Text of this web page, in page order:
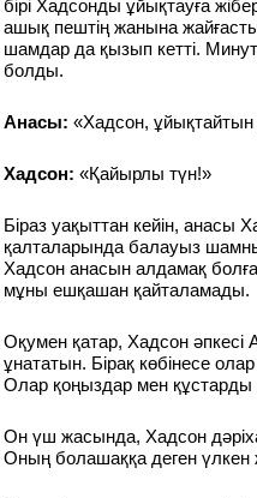
бірі Хадсонды ұйықтауға
ашық пештің жанына
шамдар да қызып кетті.
болды.
Анасы: «Хадсон, ұйықтайтын
Хадсон: «Қайырлы түн!»
Біраз уақыттан кейін, анасы
қалталарында балауыз
Хадсон анасын алдамақ
мұны ешқашан қайталамады.
Оқумен қатар, Хадсон әпкесі
ұнататын. Бірақ көбінесе
Олар қоңыздар мен құстарды
Он үш жасында, Хадсон
Оның болашаққа деген